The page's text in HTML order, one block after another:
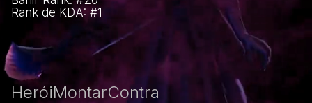
Rank de KDA: #1
HeróiMontarContra